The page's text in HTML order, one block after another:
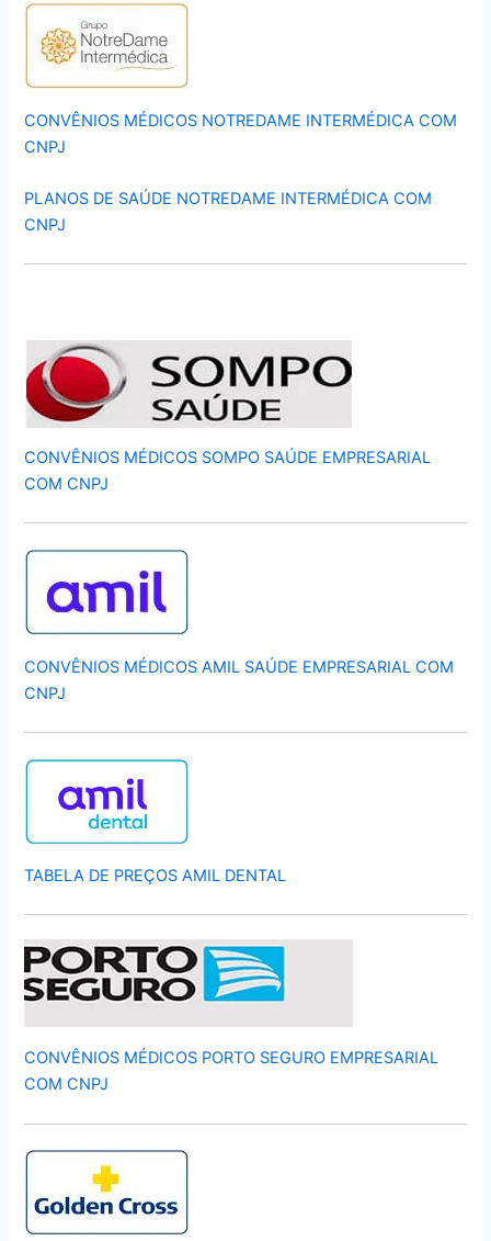
CONVÊNIOS MÉDICOS NOTREDAME INTERMÉDICA COM
CNPJ
PLANOS DE SAÚDE NOTREDAME INTERMÉDICA COM
CNPJ
CONVÊNIOS MÉDICOS SOMPO SAÚDE EMPRESARIAL
COM CNPJ
CONVÊNIOS MÉDICOS AMIL SAÚDE EMPRESARIAL COM
CNPJ
TABELA DE PREÇOS AMIL DENTAL
CONVÊNIOS MÉDICOS PORTO SEGURO EMPRESARIAL
COM CNPJ